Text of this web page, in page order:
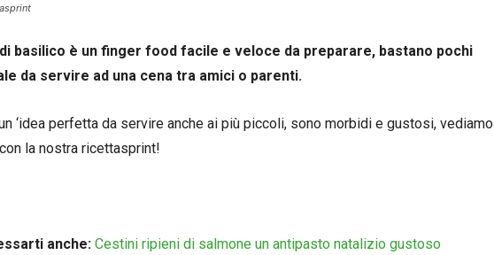
basilico è un finger food facile e veloce da preparare, bastano pochi
da servire ad una cena tra amici o parenti.
‘idea perfetta da servire anche ai più piccoli, sono morbidi e gustosi, vediamo
la nostra ricettasprint!
anche: Cestini ripieni di salmone un antipasto natalizio gustoso